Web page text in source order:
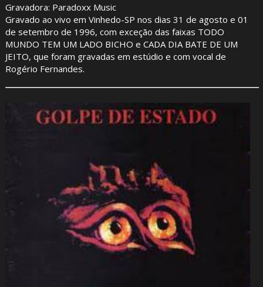
Gravadora: Paradoxx Music
Gravado ao vivo em Vinhedo-SP nos dias 31 de agosto e 01
de setembro de 1996, com exceção das faixas TODO
MUNDO TEM UM LADO BICHO e CADA DIA BATE DE UM
JEITO, que foram gravadas em estúdio e com vocal de
Rogério Fernandes.